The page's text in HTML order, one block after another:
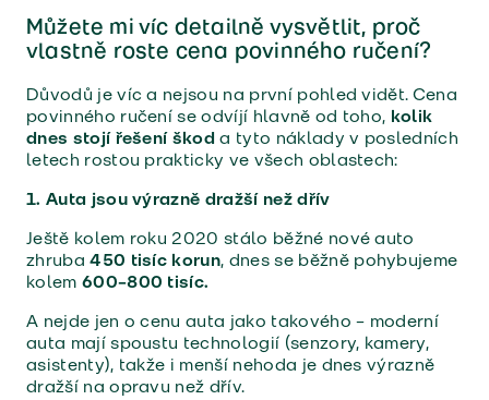
Můžete mi víc detailně vysvětlit, proč
vlastně roste cena povinného ručení?
Důvodů je víc a nejsou na první pohled vidět. Cena
povinného ručení se odvíjí hlavně od toho, kolik
dnes stojí řešení škod a tyto náklady v posledních
letech rostou prakticky ve všech oblastech:
1. Auta jsou výrazně dražší než dřív
Ještě kolem roku 2020 stálo běžné nové auto
zhruba450 tisíc korun, dnes se běžně pohybujeme
kolem 600–800 tisíc.
A nejde jen o cenu auta jako takového – moderní
auta mají spoustu technologií (senzory, kamery,
asistenty), takže i menší nehoda je dnes výrazně
dražší na opravu než dřív.